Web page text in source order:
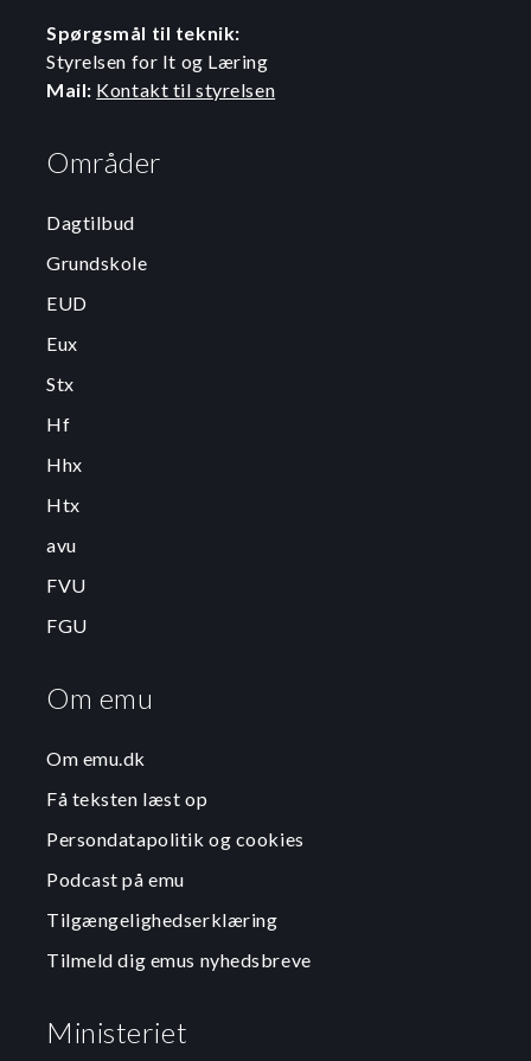
Spørgsmål til teknik:
Styrelsen for It og Læring
Mail: Kontakt til styrelsen
Områder
Dagtilbud
Grundskole
EUD
Eux
Stx
Hf
Hhx
Htx
avu
FVU
FGU
Om emu
Om emu.dk
Få teksten læst op
Persondatapolitik og cookies
Podcast på emu
Tilgængelighedserklæring
Tilmeld dig emus nyhedsbreve
Ministeriet